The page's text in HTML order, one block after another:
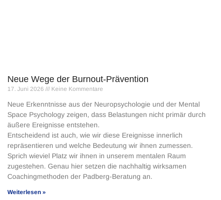
Neue Wege der Burnout-Prävention
17. Juni 2026 Keine Kommentare
Neue Erkenntnisse aus der Neuropsychologie und der Mental
Space Psychology zeigen, dass Belastungen nicht primär durch
äußere Ereignisse entstehen.
Entscheidend ist auch, wie wir diese Ereignisse innerlich
repräsentieren und welche Bedeutung wir ihnen zumessen.
Sprich wieviel Platz wir ihnen in unserem mentalen Raum
zugestehen. Genau hier setzen die nachhaltig wirksamen
Coachingmethoden der Padberg-Beratung an.
Weiterlesen »